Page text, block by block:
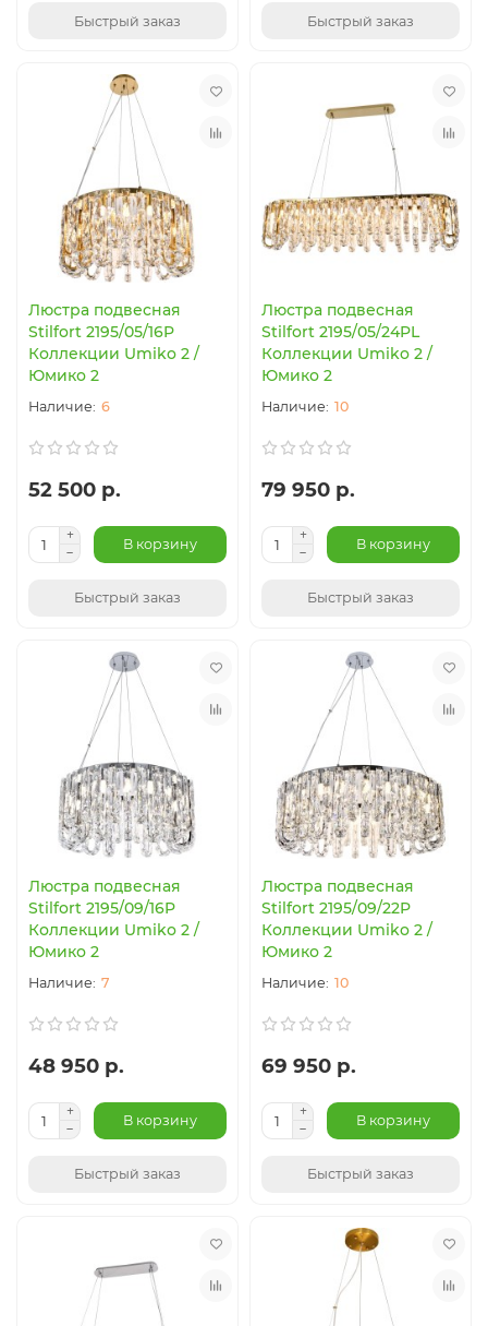
Быстрый заказ Быстрый заказ
Люстра подвесная
Stilfort 2195/05/16P
Коллекции Umiko 2 /
Юмико 2
6
52 500 р.
В корзину
Быстрый заказ
Люстра подвесная
Stilfort 2195/05/24PL
Коллекции Umiko 2 /
Юмико 2
10
79 950 р.
В корзину
Быстрый заказ
Люстра подвесная
Stilfort 2195/09/16P
Коллекции Umiko 2 /
Юмико 2
7
48 950 р.
В корзину
Быстрый заказ
Люстра подвесная
Stilfort 2195/09/22P
Коллекции Umiko 2 /
Юмико 2
10
69 950 р.
В корзину
Быстрый заказ